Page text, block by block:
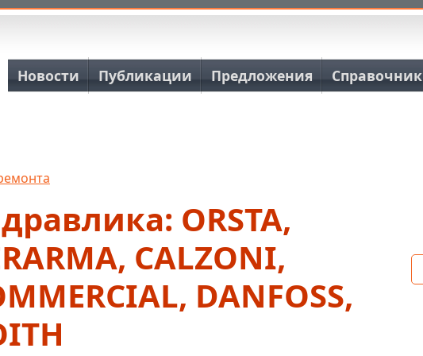
Основная навигация
Новости Публикации Предложения Справочник
ORSTA,
CALZONI,
DANFOSS,